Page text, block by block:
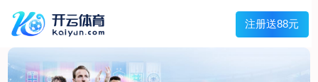
首页
关于我们
荣誉资质